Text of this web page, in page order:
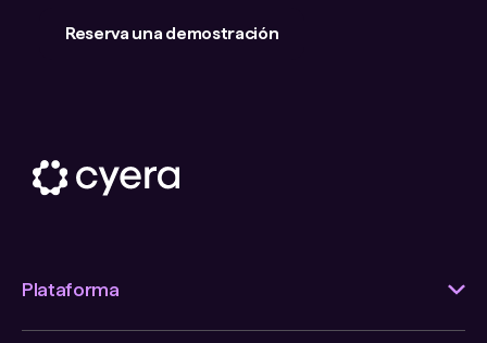
Reserva una demostración
Plataforma